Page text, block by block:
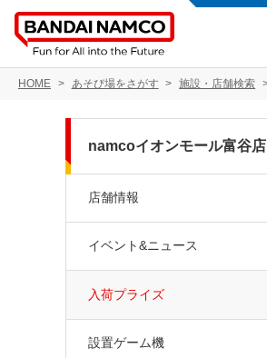
HOME あそび場をさがす 施設・店舗検索
namcoイオンモール富谷店
店舗情報
イベント&ニュース
入荷プライズ
設置ゲーム機